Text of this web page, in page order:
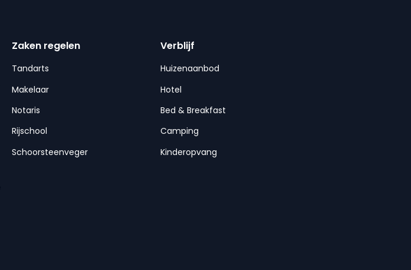
Zaken regelen
Tandarts
Makelaar
Notaris
Rijschool
Schoorsteenveger
Verblijf
Huizenaanbod
Hotel
Bed & Breakfast
Camping
Kinderopvang